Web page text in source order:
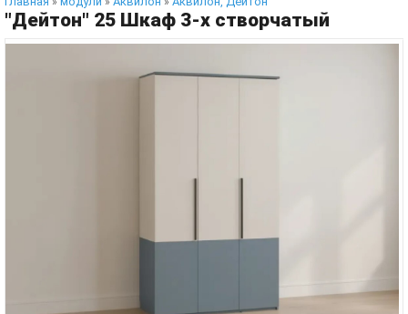
"Дейтон" 25 Шкаф 3-х створчатый